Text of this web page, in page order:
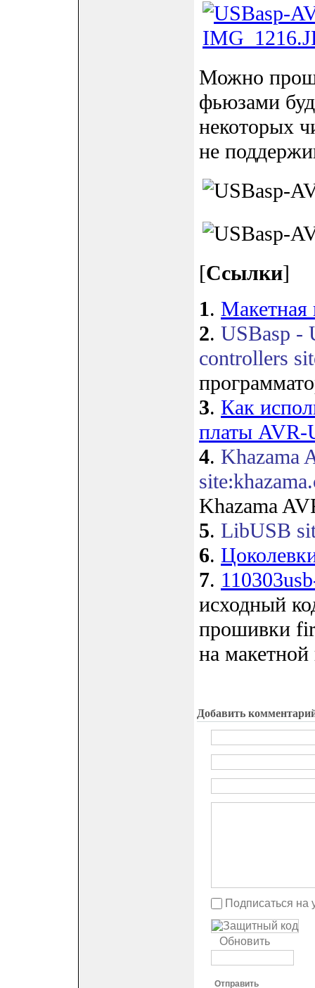
Можно
фьюзами
некоторых
не
[Ссылки]
1. Макетная
2. USBasp -
controllers
3. Как
платы
4. Khazama
Khazama
5. LibUSB
6.
7.
исходный
прошивки
на
Добавить
Подписаться
Обновить
Отправить